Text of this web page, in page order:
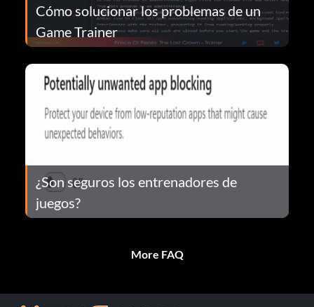
Cómo solucionar los problemas de un
Game Trainer
¿Son seguros los entrenadores de
juegos?
More FAQ